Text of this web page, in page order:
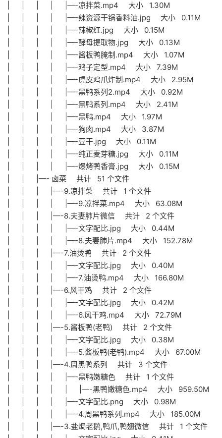
| | | | |—-凉拌菜.mp4 大小 1.30M
| | | | |—-辣资源干锅香料油.jpg 大小 0.11M
| | | | |—-辣椒红.jpg 大小 0.15M
| | | | |—-酵母提取物.jpg 大小 0.13M
| | | | |—-酱板鸭腌制.mp4 大小 1.07M
| | | | |—-鸡子定型.mp4 大小 7.39M
| | | | |—-虎皮鸡爪炸制.mp4 大小 2.95M
| | | | |—-黑鸭系列2.mp4 大小 0.92M
| | | | |—-黑鸭系列.mp4 大小 2.41M
| | | | |—-黑鸭.mp4 大小 1.97M
| | | | |—-狗肉.mp4 大小 3.87M
| | | | |—-豆干.jpg 大小 0.11M
| | | | |—-纯正麦芽糖.jpg 大小 0.11M
| | | | |—-爆烤鸭香膏.jpg 大小 0.15M
| | |—- 卤菜 共计 51 个文件
| | | |—-9.凉拌菜 共计 1 个文件
| | | | |—-9.凉拌菜.mp4 大小 63.08M
| | | |—-8.夫妻肺片微信 共计 2 个文件
| | | | |—-文字配比.jpg 大小 0.44M
| | | | |—-8.夫妻肺片.mp4 大小 152.78M
| | | |—-7.油烫鸭 共计 2 个文件
| | | | |—-文字配比.jpg 大小 0.40M
| | | | |—-7.油烫鸭.mp4 大小 166.80M
| | | |—-6.风干鸡 共计 2 个文件
| | | | |—-文字配比.jpg 大小 0.42M
| | | | |—-6.风干鸡.mp4 大小 72.79M
| | | |—-5.酱板鸭(老鸭) 共计 2 个文件
| | | | |—-文字配比.jpg 大小 0.38M
| | | | |—-5.酱板鸭(老鸭).mp4 大小 67.00M
| | | |—-4.周黑鸭系列 共计 3 个文件
| | | | |—-黑鸭嫩糖色 共计 1 个文件
| | | | | |—-黑鸭嫩糖色.mp4 大小 959.50M
| | | | |—-文字配比.png 大小 0.98M
| | | | |—-4.周黑鸭系列.mp4 大小 185.00M
| | | |—-3.盐焗老鹅,鸭爪,鸭翅微信 共计 1 个文件